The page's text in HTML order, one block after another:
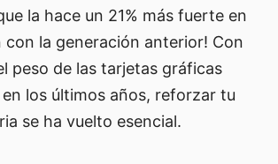
la hace un 21% más fuerte en
con la generación anterior! Con
peso de las tarjetas gráficas
los últimos años, reforzar tu
se ha vuelto esencial.